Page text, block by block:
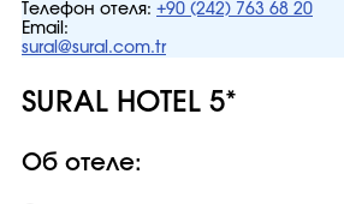
Телефон отеля: +90 (242) 763 68 20
Email:
sural@sural.com.tr
SURAL HOTEL 5*
Об отеле: